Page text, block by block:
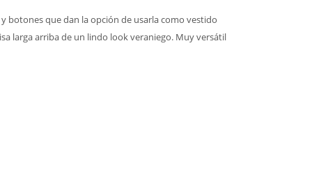
botones que dan la opción de usarla como vestido
larga arriba de un lindo look veraniego. Muy versátil